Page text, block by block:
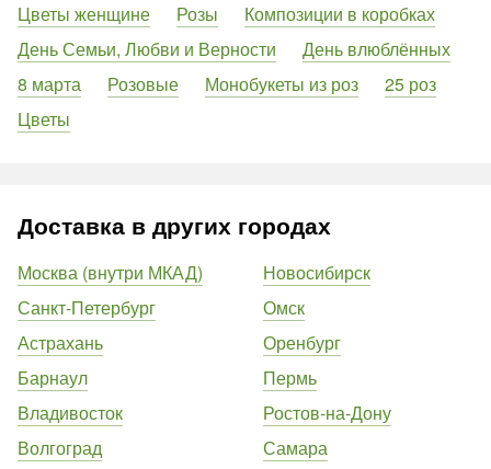
Цветы женщине Розы
Композиции в коробках
День Семьи, Любви и Верности
День влюблённых
8 марта
Розовые Монобукеты из роз
25 роз
Цветы
Доставка в других городах
Москва (внутри МКАД)
Санкт-Петербург
Астрахань
Барнаул
Владивосток
Волгоград
Новосибирск
Омск
Оренбург
Пермь
Ростов-на-Дону
Самара